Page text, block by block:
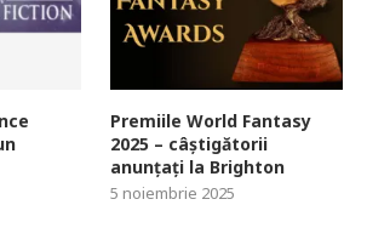
Premiile World Fantasy
2025 – câștigătorii
anunțați la Brighton
5 noiembrie 2025